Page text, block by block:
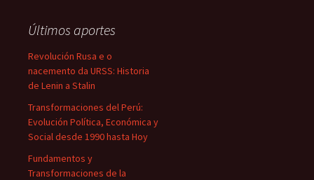
Últimos aportes
Revolución Rusa e o
nacemento da URSS: Historia
de Lenin a Stalin
Transformaciones del Perú:
Evolución Política, Económica y
Social desde 1990 hasta Hoy
Fundamentos y
Transformaciones de la